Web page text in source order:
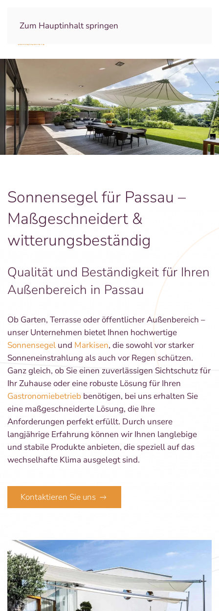
Zum Hauptinhalt springen
Sonnensegel für Passau –
Maßgeschneidert &
witterungsbeständig
Qualität und Beständigkeit für Ihren
Außenbereich in Passau
Ob Garten, Terrasse oder öffentlicher Außenbereich –
unser Unternehmen bietet Ihnen hochwertige
Sonnensegel und Markisen, die sowohl vor starker
Sonneneinstrahlung als auch vor Regen schützen.
Ganz gleich, ob Sie einen zuverlässigen Sichtschutz für
Ihr Zuhause oder eine robuste Lösung für Ihren
Gastronomiebetrieb benötigen, bei uns erhalten Sie
eine maßgeschneiderte Lösung, die Ihre
Anforderungen perfekt erfüllt. Durch unsere
langjährige Erfahrung können wir Ihnen langlebige
und stabile Produkte anbieten, die speziell auf das
wechselhafte Klima ausgelegt sind.
Kontaktieren Sie uns